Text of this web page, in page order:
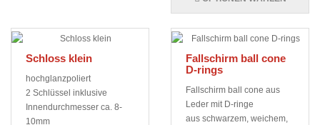
Schloss klein
hochglanzpoliert
2 Schlüssel inklusive
Innendurchmesser ca. 8-
10mm
Fallschirm ball cone
D-rings
Fallschirm ball cone aus
Leder mit D-ringe
aus schwarzem, weichem,